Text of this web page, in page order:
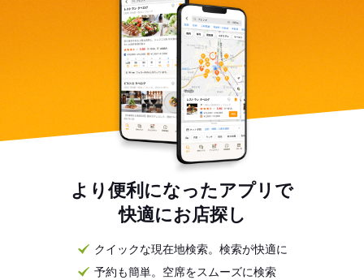
より便利になったアプリで
快適にお店探し
クイックな現在地検索。検索が快適に
予約も簡単。空席をスムーズに検索